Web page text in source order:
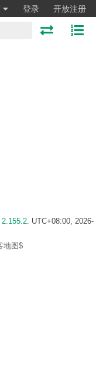
登录 开放注册
2.155.2. UTC+08:00, 2026-
地图$